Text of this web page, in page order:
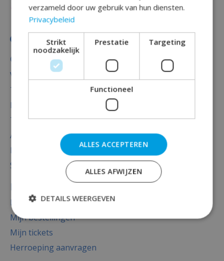
Categorieën
Versiering
Totaal thema feest
Decoratie
Thema's
Accessoires
Baby versiering luxe
Sale
Mijn account
Registreren
Mijn bestellingen
Mijn tickets
Herroeping aanvragen
verzameld door uw gebruik van hun diensten.
Privacybeleid
Strikt
noodzakelijk
Prestatie Targeting
Functioneel
ALLES ACCEPTEREN
ALLES AFWIJZEN
DETAILS WEERGEVEN